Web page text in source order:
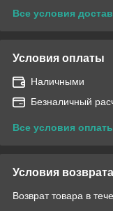
Все условия
Условия оплаты
Наличными
Безналичный
Все условия
Условия возврата
Возврат товара в